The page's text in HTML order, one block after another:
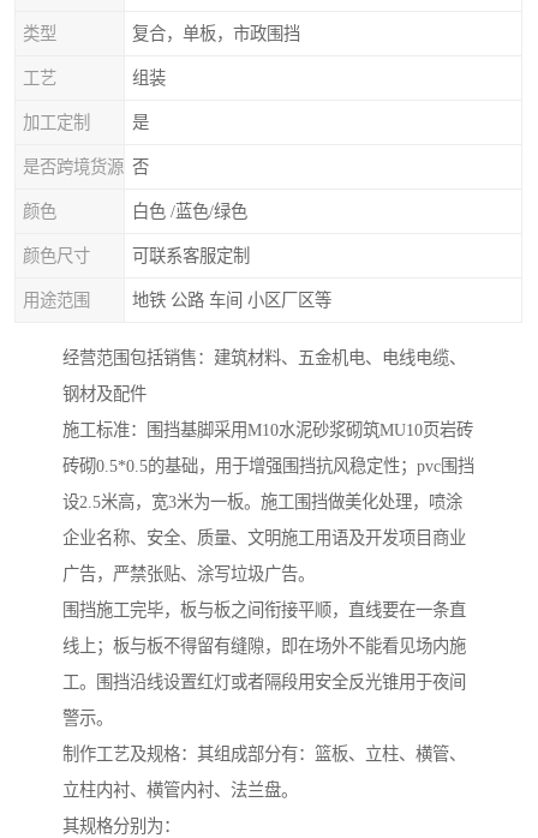
类型 复合，单板，市政围挡
工艺 组装
加工定制 是
是否跨境货源 否
颜色 白色 /蓝色/绿色
颜色尺寸 可联系客服定制
用途范围 地铁 公路 车间 小区厂区等
经营范围包括销售：建筑材料、五金机电、电线电缆、
钢材及配件
施工标准：围挡基脚采用M10水泥砂浆砌筑MU10页岩砖
砖砌0.5*0.5的基础，用于增强围挡抗风稳定性；pvc围挡
设2.5米高，宽3米为一板。施工围挡做美化处理，喷涂
企业名称、安全、质量、文明施工用语及开发项目商业
广告，严禁张贴、涂写垃圾广告。
围挡施工完毕，板与板之间衔接平顺，直线要在一条直
线上；板与板不得留有缝隙，即在场外不能看见场内施
工。围挡沿线设置红灯或者隔段用安全反光锥用于夜间
警示。
制作工艺及规格：其组成部分有：篮板、立柱、横管、
立柱内衬、横管内衬、法兰盘。
其规格分别为：